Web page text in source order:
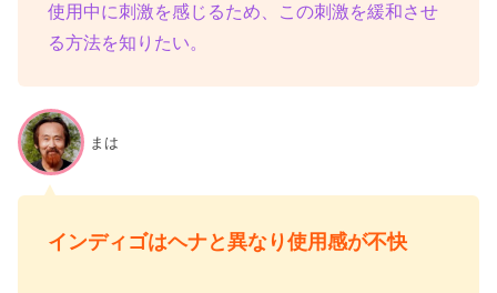
使用中に刺激を感じるため、この刺激を緩和させ
る方法を知りたい。
まは
インディゴはヘナと異なり使用感が不快